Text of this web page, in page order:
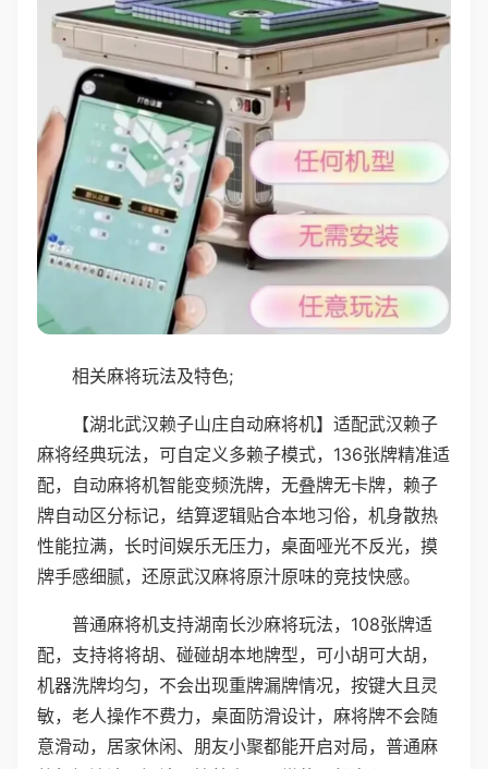
相关麻将玩法及特色;
【湖北武汉赖子山庄自动麻将机】适配武汉赖子
麻将经典玩法，可自定义多赖子模式，136张牌精准适
配，自动麻将机智能变频洗牌，无叠牌无卡牌，赖子
牌自动区分标记，结算逻辑贴合本地习俗，机身散热
性能拉满，长时间娱乐无压力，桌面哑光不反光，摸
牌手感细腻，还原武汉麻将原汁原味的竞技快感。
普通麻将机支持湖南长沙麻将玩法，108张牌适
配，支持将将胡、碰碰胡本地牌型，可小胡可大胡，
机器洗牌均匀，不会出现重牌漏牌情况，按键大且灵
敏，老人操作不费力，桌面防滑设计，麻将牌不会随
意滑动，居家休闲、朋友小聚都能开启对局，普通麻